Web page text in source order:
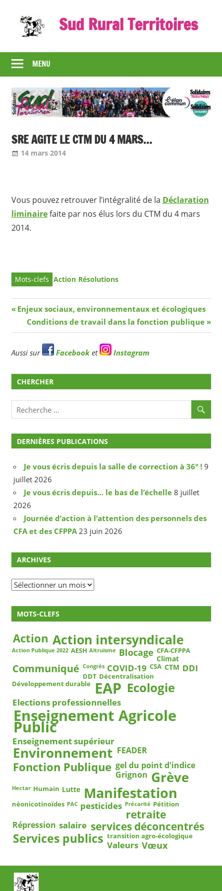
content
Sud Rural Territoires
syndicat
qui
et
qui
MENU
SRE AGITE LE CTM DU 4 MARS…
14 mars 2014
Vous pouvez retrouver l’intégralité de la Déclaration
liminairefaite par nos élus lors du CTM du 4 mars
2014.
Action Résolutions
Navigation
de
l’article
Article
précédent
Enjeux sociaux, environnementaux et écologiques
Article
suivant
Conditions de travail dans la fonction publique
Aussi sur Facebooket Instagram
CHERCHER
DERNIÈRES PUBLICATIONS
Je vous écris depuis la salle de correction à 36° ! 9
juillet 2026
Je vous écris depuis… le bas de l’échelle 8 juillet
2026
Journée d’action à l’attention des personnels des
CFA et des CFPPA 23 juin 2026
ARCHIVES
Archives
MOTS-CLEFS
Action Action intersyndicale
Action Publique 2022 AESH Altruisme Blocage CFA-CFPPA
Climat
Communiqué Congrès COVID-19 CSA CTM DDI
DDT Décentralisation
Développement durable EAP Ecologie
Elections professionnelles
Enseignement Agricole
Public
Enseignement supérieur
Environnement FEADER
Fonction Publique gel du point d'indice
Grignon Grève
Hectar Humain Lutte Manifestation
néonicotinoïdes PAC pesticides Précarité Pétition
retraite
Répression salaire services déconcentrés
Services publics transition agro-écologique
Valeurs Vœux